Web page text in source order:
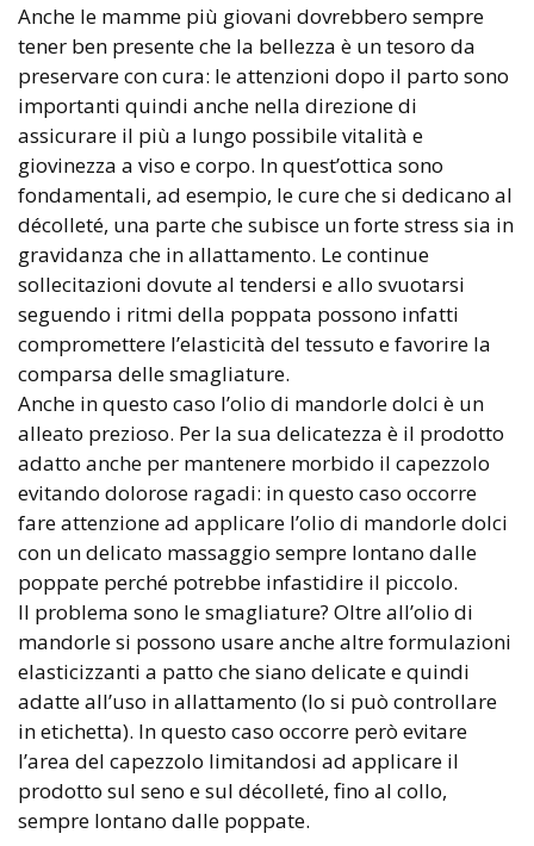
Anche le mamme più giovani dovrebbero sempre
tener ben presente che la bellezza è un tesoro da
preservare con cura: le attenzioni dopo il parto sono
importanti quindi anche nella direzione di
assicurare il più a lungo possibile vitalità e
giovinezza a viso e corpo. In quest’ottica sono
fondamentali, ad esempio, le cure che si dedicano al
décolleté, una parte che subisce un forte stress sia in
gravidanza che in allattamento. Le continue
sollecitazioni dovute al tendersi e allo svuotarsi
seguendo i ritmi della poppata possono infatti
compromettere l’elasticità del tessuto e favorire la
comparsa delle smagliature.
Anche in questo caso l’olio di mandorle dolci è un
alleato prezioso. Per la sua delicatezza è il prodotto
adatto anche per mantenere morbido il capezzolo
evitando dolorose ragadi: in questo caso occorre
fare attenzione ad applicare l’olio di mandorle dolci
con un delicato massaggio sempre lontano dalle
poppate perché potrebbe infastidire il piccolo.
Il problema sono le smagliature? Oltre all’olio di
mandorle si possono usare anche altre formulazioni
elasticizzanti a patto che siano delicate e quindi
adatte all’uso in allattamento (lo si può controllare
in etichetta). In questo caso occorre però evitare
l’area del capezzolo limitandosi ad applicare il
prodotto sul seno e sul décolleté, fino al collo,
sempre lontano dalle poppate.